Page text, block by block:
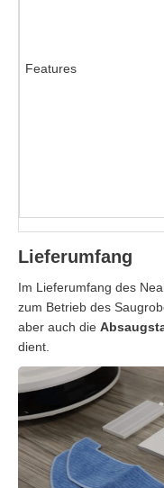
Features
Lieferumfang
Im Lieferumfang des
zum Betrieb des
aber auch die
dient.